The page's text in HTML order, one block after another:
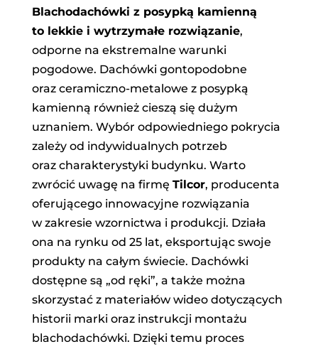
Blachodachówki z posypką kamienną
to lekkie i wytrzymałe rozwiązanie,
odporne na ekstremalne warunki
pogodowe. Dachówki gontopodobne
oraz ceramiczno-metalowe z posypką
kamienną również cieszą się dużym
uznaniem. Wybór odpowiedniego pokrycia
zależy od indywidualnych potrzeb
oraz charakterystyki budynku. Warto
zwrócić uwagę na firmę Tilcor, producenta
oferującego innowacyjne rozwiązania
w zakresie wzornictwa i produkcji. Działa
ona na rynku od 25 lat, eksportując swoje
produkty na całym świecie. Dachówki
dostępne są „od ręki”, a także można
skorzystać z materiałów wideo dotyczących
historii marki oraz instrukcji montażu
blachodachówki. Dzięki temu proces